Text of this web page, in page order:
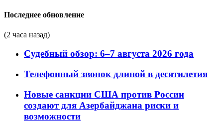
Последнее обновление
(2 часа назад)
Судебный обзор: 6–7 августа 2026 года
Телефонный звонок длиной в десятилетия
Новые санкции США против России
создают для Азербайджана риски и
возможности